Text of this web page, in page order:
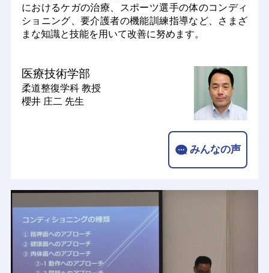
におけるケガの治療、スポーツ選手の体のコンディ
ショニング、要介護者の機能訓練指導など、さまざ
まな知識と技能を用いて改善に努めます。
医療技術学部
柔道整復学科 教授
櫻井 庄二 先生
みんなの声